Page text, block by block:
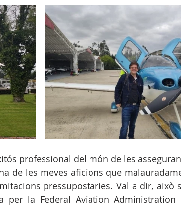
professional del món de les
de les meves aficions que
pressupostaries. Val a dir, això
la Federal Aviation Administration